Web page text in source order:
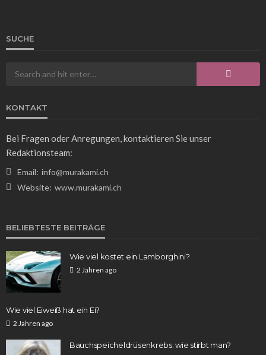
SUCHE
KONTAKT
Bei Fragen oder Anregungen, kontaktieren Sie unser
Redaktionsteam:
Email: info@murakami.ch
Website: www.murakami.ch
BELIEBTESTE BEITRÄGE
Wie viel kostet ein Lamborghini?
2 Jahren ago
Wie viel Eiweiß hat ein Ei?
2 Jahren ago
Bauchspeicheldrüsenkrebs: wie stirbt man?